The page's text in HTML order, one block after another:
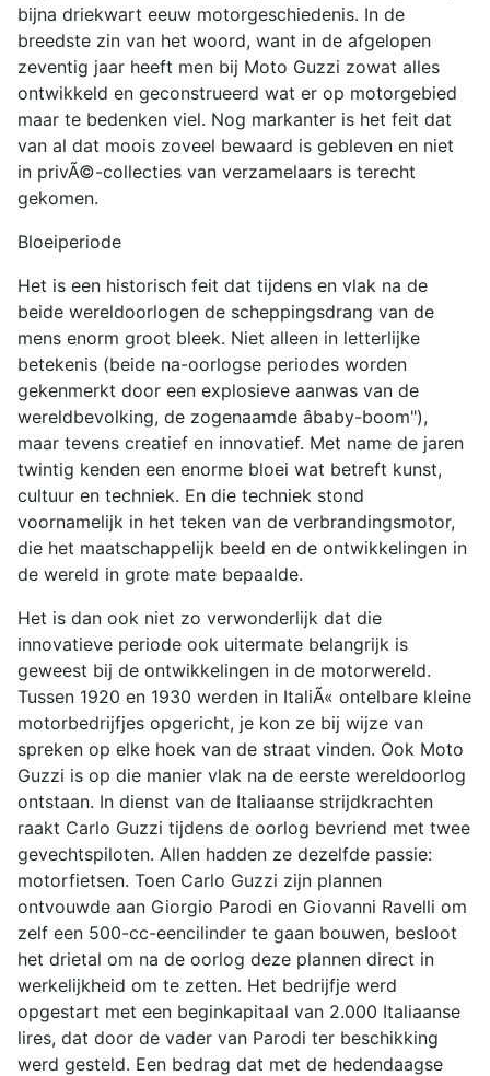
bijna driekwart eeuw motorgeschiedenis. In de
breedste zin van het woord, want in de afgelopen
zeventig jaar heeft men bij Moto Guzzi zowat alles
ontwikkeld en geconstrueerd wat er op motorgebied
maar te bedenken viel. Nog markanter is het feit dat
van al dat moois zoveel bewaard is gebleven en niet
in privÃ©-collecties van verzamelaars is terecht
gekomen.
Bloeiperiode
Het is een historisch feit dat tijdens en vlak na de
beide wereldoorlogen de scheppingsdrang van de
mens enorm groot bleek. Niet alleen in letterlijke
betekenis (beide na-oorlogse periodes worden
gekenmerkt door een explosieve aanwas van de
wereldbevolking, de zogenaamde âbaby-boom"),
maar tevens creatief en innovatief. Met name de jaren
twintig kenden een enorme bloei wat betreft kunst,
cultuur en techniek. En die techniek stond
voornamelijk in het teken van de verbrandingsmotor,
die het maatschappelijk beeld en de ontwikkelingen in
de wereld in grote mate bepaalde.
Het is dan ook niet zo verwonderlijk dat die
innovatieve periode ook uitermate belangrijk is
geweest bij de ontwikkelingen in de motorwereld.
Tussen 1920 en 1930 werden in ItaliÃ« ontelbare kleine
motorbedrijfjes opgericht, je kon ze bij wijze van
spreken op elke hoek van de straat vinden. Ook Moto
Guzzi is op die manier vlak na de eerste wereldoorlog
ontstaan. In dienst van de Italiaanse strijdkrachten
raakt Carlo Guzzi tijdens de oorlog bevriend met twee
gevechtspiloten. Allen hadden ze dezelfde passie:
motorfietsen. Toen Carlo Guzzi zijn plannen
ontvouwde aan Giorgio Parodi en Giovanni Ravelli om
zelf een 500-cc-eencilinder te gaan bouwen, besloot
het drietal om na de oorlog deze plannen direct in
werkelijkheid om te zetten. Het bedrijfje werd
opgestart met een beginkapitaal van 2.000 Italiaanse
lires, dat door de vader van Parodi ter beschikking
werd gesteld. Een bedrag dat met de hedendaagse